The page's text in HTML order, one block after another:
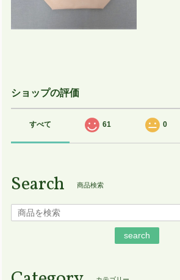
ショップの評価
すべて 61 0
Search 商品検索
search